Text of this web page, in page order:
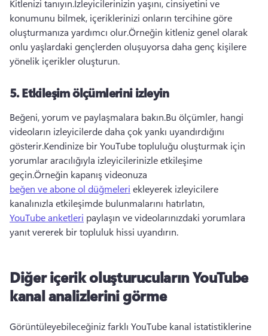
Kitlenizi tanıyın.İzleyicilerinizin yaşını, cinsiyetini ve
konumunu bilmek, içeriklerinizi onların tercihine göre
oluşturmanıza yardımcı olur.Örneğin kitleniz genel olarak
onlu yaşlardaki gençlerden oluşuyorsa daha genç kişilere
yönelik içerikler oluşturun.
5.Etkileşim ölçümlerini izleyin
Beğeni, yorum ve paylaşmalara bakın.Bu ölçümler, hangi
videoların izleyicilerde daha çok yankı uyandırdığını
gösterir.Kendinize bir YouTube topluluğu oluşturmak için
yorumlar aracılığıyla izleyicilerinizle etkileşime
geçin.Örneğin kapanış videonuza
beğen ve abone ol düğmeleri ekleyerek izleyicilere
kanalınızla etkileşimde bulunmalarını hatırlatın,
YouTube anketleri paylaşın ve videolarınızdaki yorumlara
yanıt vererek bir topluluk hissi uyandırın.
Diğer içerik oluşturucuların YouTube
kanal analizlerini görme
Görüntüleyebileceğiniz farklı YouTube kanal istatistiklerine